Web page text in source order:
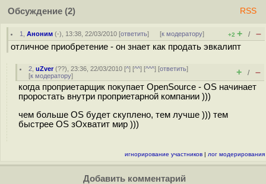
Обсуждение (2) RSS
1 ,Аноним (-), 13:38, 22/03/2010 [ответить] [к модератору] +2 + / –
отличное приобретение - он знает как продать эвкалипт
2 ,uZver(??), 23:36, 22/03/2010 [^] [^^] [^^^] [ответить]
[к модератору] + / –
когда проприетарщик покупает OpenSource - OS начинает
проростать внутри проприетарной компании )))
чем больше OS будет скуплено, тем лучше ))) тем
быстрее OS зОхватит мир )))
игнорирование участников | лог модерирования
Добавить комментарий